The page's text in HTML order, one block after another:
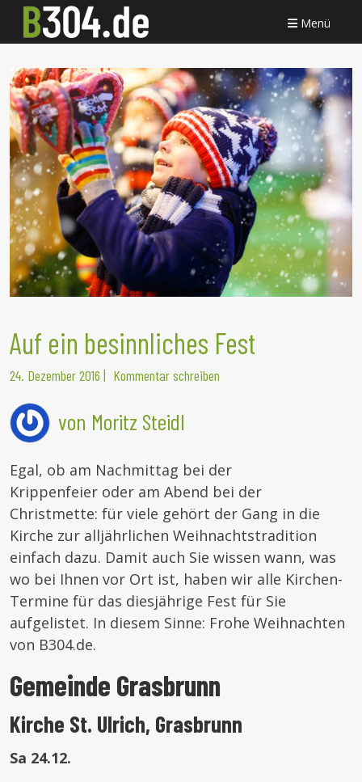
Menü
Auf ein besinnliches Fest
24. Dezember 2016 | Kommentar schreiben
von Moritz Steidl
Egal, ob am Nachmittag bei der
Krippenfeier oder am Abend bei der
Christmette: für viele gehört der Gang in die
Kirche zur alljährlichen Weihnachtstradition
einfach dazu. Damit auch Sie wissen wann, was
wo bei Ihnen vor Ort ist, haben wir alle Kirchen-
Termine für das diesjährige Fest für Sie
aufgelistet. In diesem Sinne: Frohe Weihnachten
von B304.de.
Gemeinde Grasbrunn
Kirche St. Ulrich, Grasbrunn
Sa 24.12.